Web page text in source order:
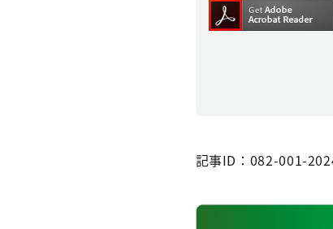
記事ID：082-001-